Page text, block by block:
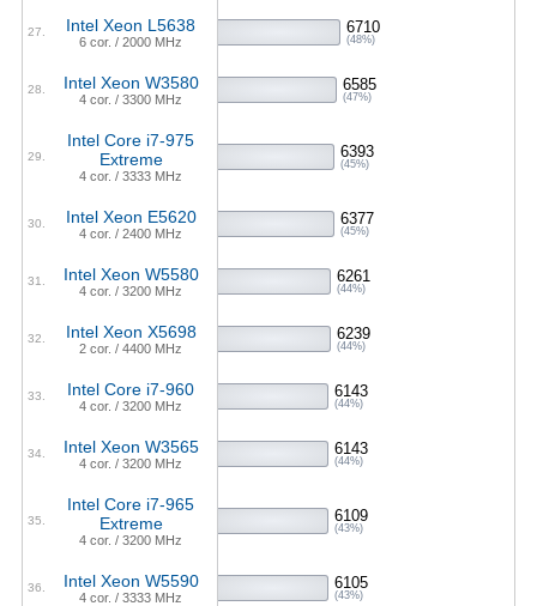
27. Intel Xeon L5638
6 cor. / 2000 MHz
6710
(48%)
28. Intel Xeon W3580
4 cor. / 3300 MHz
6585
(47%)
29.
Intel Core i7-975
Extreme
4 cor. / 3333 MHz
6393
(45%)
30. Intel Xeon E5620
4 cor. / 2400 MHz
6377
(45%)
31. Intel Xeon W5580
4 cor. / 3200 MHz
6261
(44%)
32. Intel Xeon X5698
2 cor. / 4400 MHz
6239
(44%)
33. Intel Core i7-960
4 cor. / 3200 MHz
6143
(44%)
34. Intel Xeon W3565
4 cor. / 3200 MHz
6143
(44%)
35.
Intel Core i7-965
Extreme
4 cor. / 3200 MHz
6109
(43%)
36. Intel Xeon W5590
4 cor. / 3333 MHz
6105
(43%)